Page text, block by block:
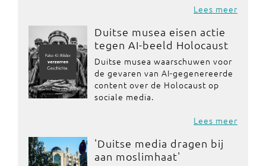
Lees meer
Duitse musea eisen actie
tegen AI-beeld Holocaust
Duitse musea waarschuwen voor
de gevaren van AI-gegenereerde
content over de Holocaust op
sociale media.
Lees meer
'Duitse media dragen bij
aan moslimhaat'